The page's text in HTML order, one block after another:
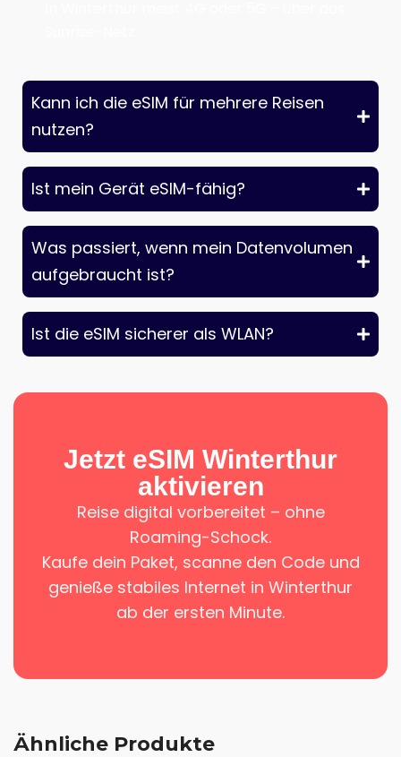
Kann ich die eSIM für mehrere Reisen
nutzen?
Ist mein Gerät eSIM-fähig?
Was passiert, wenn mein Datenvolumen
aufgebraucht ist?
Ist die eSIM sicherer als WLAN?
Jetzt eSIM Winterthur
aktivieren
Reise digital vorbereitet – ohne
Roaming-Schock.
Kaufe dein Paket, scanne den Code und
genieße stabiles Internet in Winterthur
ab der ersten Minute.
Ähnliche Produkte